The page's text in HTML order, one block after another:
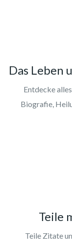
Das Leben
Entdecke
Biografie,
Teile
Teile Zitate